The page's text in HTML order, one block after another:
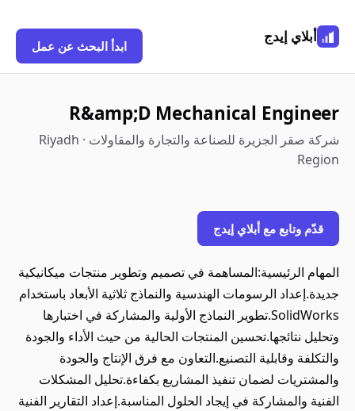
أبلاي إيدج
ابدأ البحث عن عمل
R&amp;D Mechanical Engineer
شركة صقر الجزيرة للصناعة والتجارة والمقاولات · Riyadh
Region
قدّم وتابع مع أبلاي إيدج
المهام الرئيسية:المساهمة في تصميم وتطوير منتجات ميكانيكية
جديدة.إعداد الرسومات الهندسية والنماذج ثلاثية الأبعاد باستخدام
SolidWorks.تطوير النماذج الأولية والمشاركة في اختبارها
وتحليل نتائجها.تحسين المنتجات الحالية من حيث الأداء والجودة
والتكلفة وقابلية التصنيع.التعاون مع فرق الإنتاج والجودة
والمشتريات لضمان تنفيذ المشاريع بكفاءة.تحليل المشكلات
الفنية والمشاركة في إيجاد الحلول المناسبة.إعداد التقارير الفنية